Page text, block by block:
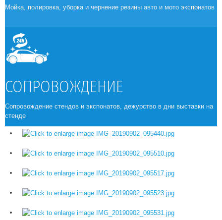
Мойка, полировка, уборка и чернение резины авто и мото экспонатов
СОПРОВОЖДЕНИЕ
Сопровождение стендов и экспонатов, дежурство в дни выставки на
стенде
СКАНИЯ. 6 СЕНТЯБРЯ
время выставки был поднят на подъемнике, так что пришлось
потрудиться над его днищем. Но как всегда - техника сияла круче всех
остальных.